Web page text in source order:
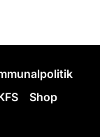
Shop